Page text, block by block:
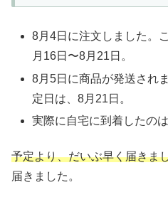
8月4日に注文しました。
月16日〜8月21日。
8月5日に商品が発送され
定日は、8月21日。
実際に自宅に到着したの
予定より、だいぶ早く届きま
届きました。